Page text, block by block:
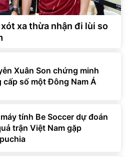
xa thừa nhận đi lùi so
Xuân Son chứng minh
cấp số một Đông Nam Á
tính Be Soccer dự đoán
trận Việt Nam gặp